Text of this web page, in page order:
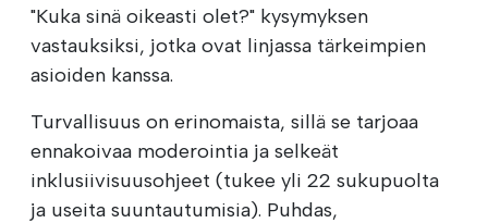
"Kuka sinä oikeasti olet?" kysymyksen
vastauksiksi, jotka ovat linjassa tärkeimpien
asioiden kanssa.
Turvallisuus on erinomaista, sillä se tarjoaa
ennakoivaa moderointia ja selkeät
inklusiivisuusohjeet (tukee yli 22 sukupuolta
ja useita suuntautumisia). Puhdas,